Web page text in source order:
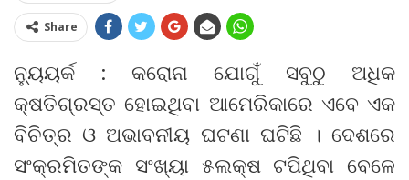
Share
ନ୍ୟୁୟର୍କ : କରୋନା ଯୋଗୁଁ ସବୁଠୁ ଅଧିକ
କ୍ଷତିଗ୍ରସ୍ତ ହୋଇଥିବା ଆମେରିକାରେ ଏବେ ଏକ
ବିଚିତ୍ର ଓ ଅଭାବନୀୟ ଘଟଣା ଘଟିଛି । ଦେଶରେ
ସଂକ୍ରମିତଙ୍କ ସଂଖ୍ୟା ୫ଲକ୍ଷ ଟପିଥିବା ବେଳେ